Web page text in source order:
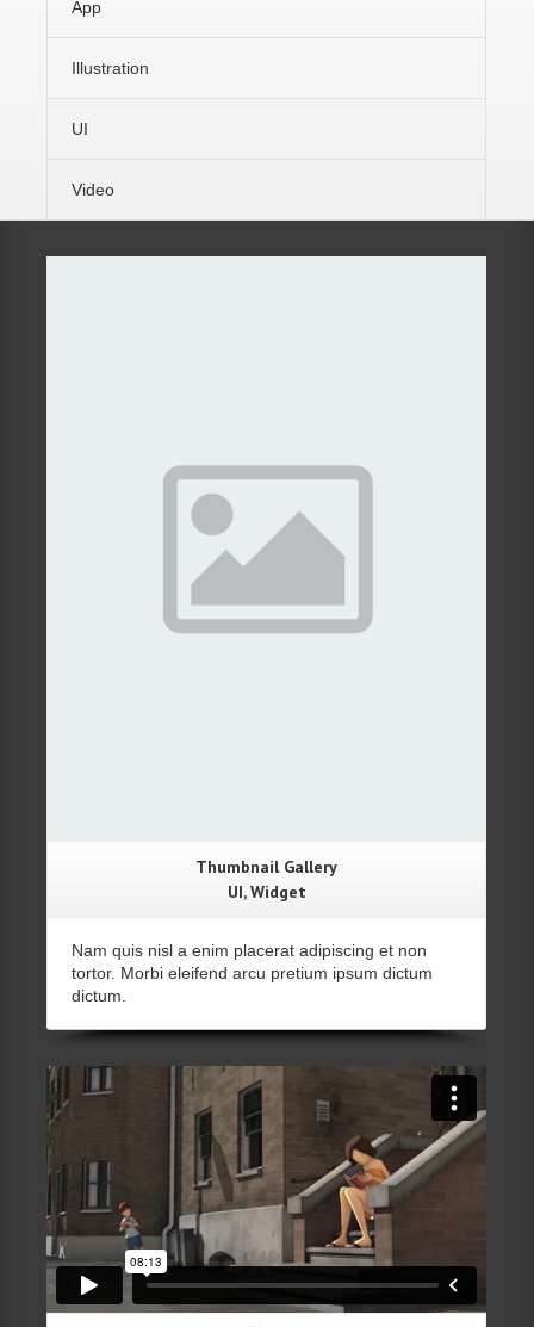
App
Illustration
UI
Video
Thumbnail Gallery
UI, Widget
Nam quis nisl a enim placerat adipiscing et non
tortor. Morbi eleifend arcu pretium ipsum dictum
dictum.